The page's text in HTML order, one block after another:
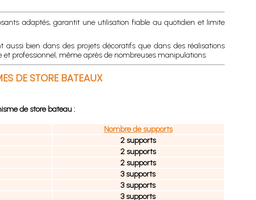
adaptés, garantit une utilisation fiable au quotidien et limite
bien dans des projets décoratifs que dans des réalisations
professionnel, même après de nombreuses manipulations.
DE STORE BATEAUX
de store bateau :
Nombre de supports
2 supports
2 supports
2 supports
3 supports
3 supports
3 supports